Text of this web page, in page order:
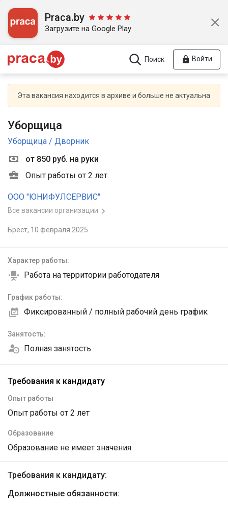
Praca.by
Загрузите на Google Play
Поиск Войти
Эта вакансия находится в архиве и больше не актуальна
Уборщица
Уборщица / Дворник
от 850 руб. на руки
Опыт работы от 2 лет
ООО "ЮНИФУЛСЕРВИС"
Все вакансии организации
Брест, 10 февраля 2025
Характер работы:
Работа на территории работодателя
График работы:
Фиксированный / полный рабочий день график
Занятость:
Полная занятость
Требования к кандидату
Опыт работы
Опыт работы от 2 лет
Образование
Образование не имеет значения
Требования к кандидату:
Должностные обязанности: